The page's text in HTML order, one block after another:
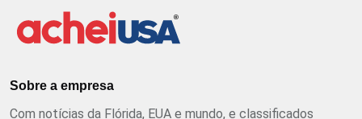
Sobre a empresa
Com notícias da Flórida, EUA e mundo, e classificados